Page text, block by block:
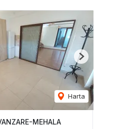
Harta
Next
MEHALA